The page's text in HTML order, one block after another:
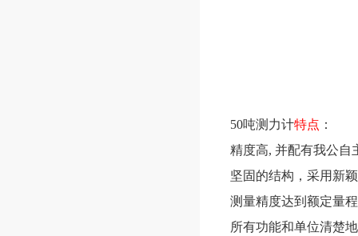
50吨测力计特点 ：
精度高, 并配有我公自
坚固的结构，采用新
测量精度达到额定量
所有功能和单位清楚